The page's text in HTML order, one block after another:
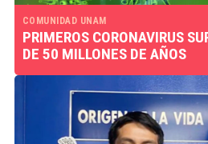
COMUNIDAD UNAM
PRIMEROS CORONAVIRUS
DE 50 MILLONES DE AÑOS